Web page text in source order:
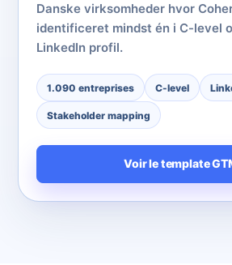
Danske virksomheder hvor
identificeret mindst én i C-level
LinkedIn profil.
1.090 entreprises C-level
Stakeholder mapping
Voir le template